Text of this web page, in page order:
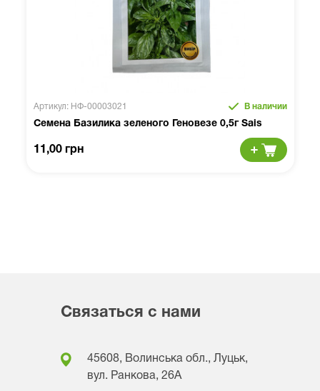
Артикул: НФ-00003021 В наличии
Семена Базилика зеленого Геновезе 0,5г Sais
11,00 грн
Связаться с нами
45608, Волинська обл., Луцьк,
вул. Ранкова, 26A